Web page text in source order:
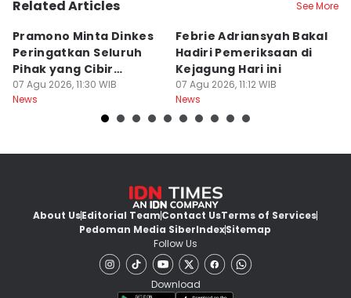
Related Articles See More
Pramono Minta Dinkes
Peringatkan Seluruh
Pihak yang Cibir
Pengguna BPJS
07 Agu 2026, 11:30 WIB
News
Febrie Adriansyah Bakal
Hadiri Pemeriksaan di
Kejagung Hari ini
07 Agu 2026, 11:12 WIB
News
About UsEditorial TeamContact UsTerms of Services
Pedoman Media SiberIndexSitemap
Follow Us
Download